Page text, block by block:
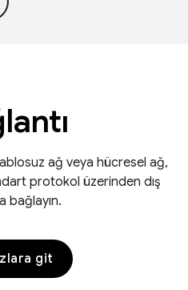
ağ veya hücresel ağ,
protokol üzerinden dış
bağlayın.
git